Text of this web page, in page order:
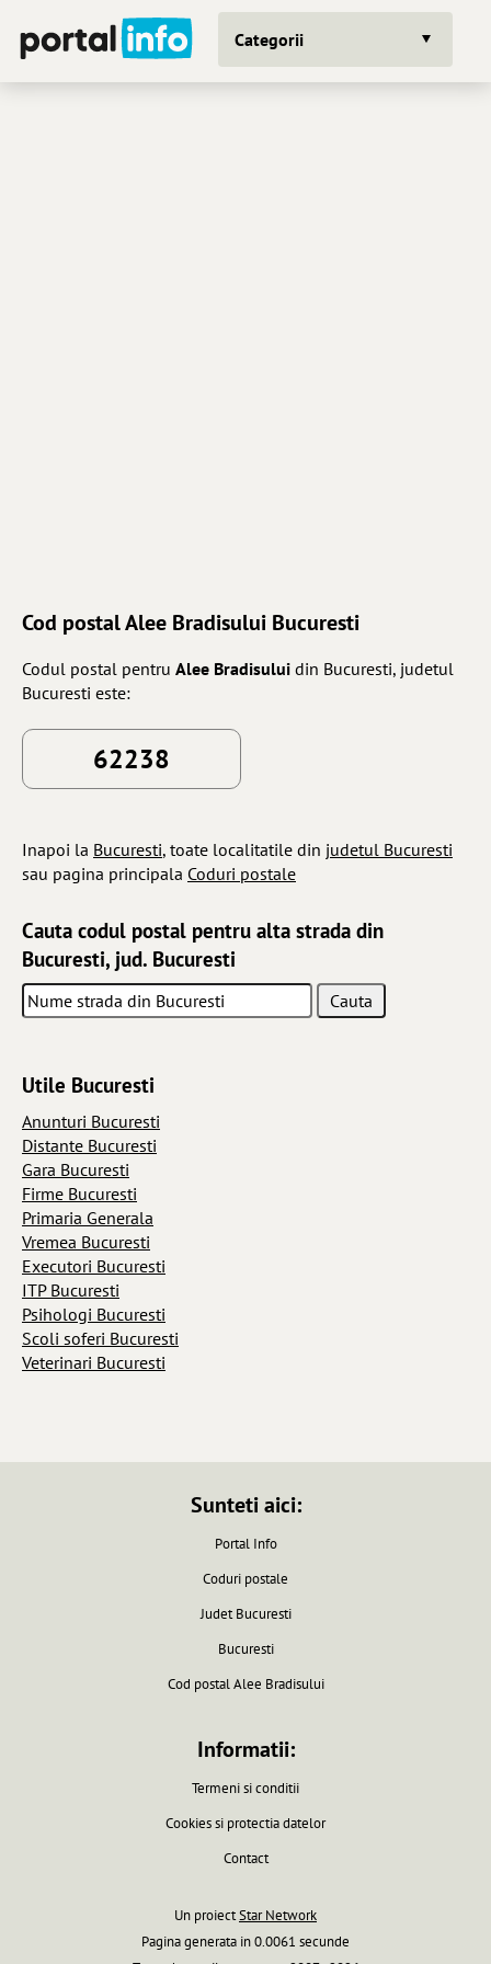
Categorii
Cod postal Alee Bradisului Bucuresti
Codul postal pentru Alee Bradisului din Bucuresti, judetul
Bucuresti este:
62238
Inapoi la Bucuresti, toate localitatile din judetul Bucuresti
sau pagina principala Coduri postale
Cauta codul postal pentru alta strada din
Bucuresti, jud. Bucuresti
Utile Bucuresti
Anunturi Bucuresti
Distante Bucuresti
Gara Bucuresti
Firme Bucuresti
Primaria Generala
Vremea Bucuresti
Executori Bucuresti
ITP Bucuresti
Psihologi Bucuresti
Scoli soferi Bucuresti
Veterinari Bucuresti
Sunteti aici:
Portal Info
Coduri postale
Judet Bucuresti
Bucuresti
Cod postal Alee Bradisului
Informatii:
Termeni si conditii
Cookies si protectia datelor
Contact
Un proiectStar Network
Pagina generata in 0.0061 secunde